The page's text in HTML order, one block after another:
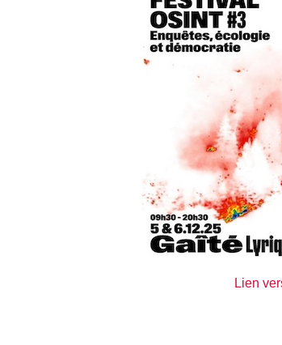
Lien